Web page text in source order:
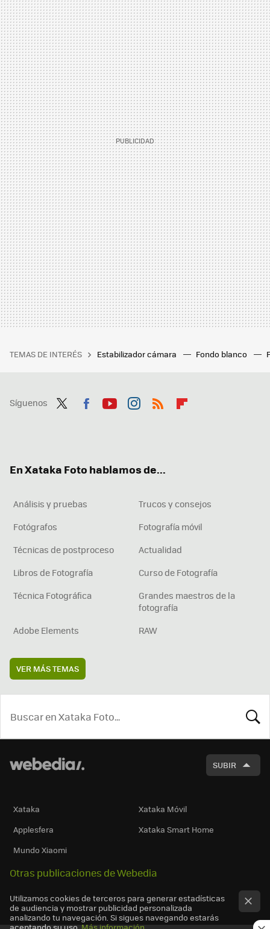
TEMAS DE INTERÉS Estabilizador cámara Fondo blanco
Síguenos
En Xataka Foto hablamos de...
Análisis y pruebas
Trucos y consejos
Fotógrafos
Fotografía móvil
Técnicas de postproceso
Actualidad
Libros de Fotografía
Curso de Fotografía
Técnica Fotográfica
Grandes maestros de la
fotografía
Adobe Elements
RAW
VER MÁS TEMAS
SUBIR
Xataka
Xataka Móvil
Applesfera
Xataka Smart Home
Mundo Xiaomi
Otras publicaciones de Webedia
Utilizamos cookies de terceros para generar estadísticas
de audiencia y mostrar publicidad personalizada
analizando tu navegación. Si sigues navegando estarás